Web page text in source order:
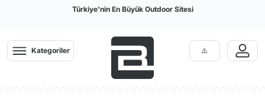
Türkiye'nin En Büyük Outdoor Sitesi
Kategoriler